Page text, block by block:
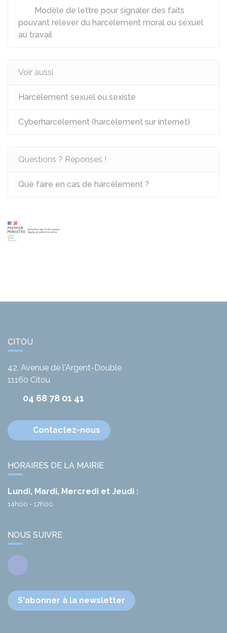
Modèle de lettre pour signaler des faits
pouvant relever du harcèlement moral ou sexuel
au travail
Voir aussi
Harcèlement sexuel ou sexiste
Cyberharcèlement (harcèlement sur internet)
Questions ? Réponses !
Que faire en cas de harcèlement ?
CITOU
42, Avenue de l'Argent-Double
11160 Citou
04 68 78 01 41
Contactez-nous
HORAIRES DE LA MAIRIE
Lundi, Mardi, Mercredi et Jeudi :
14h00 - 17h00
NOUS SUIVRE
Facebook
S'abonner à la newsletter